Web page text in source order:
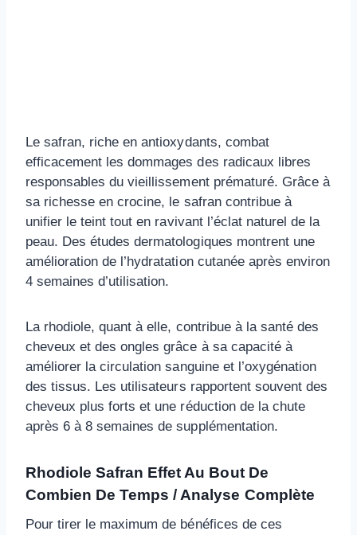
Le safran, riche en antioxydants, combat
efficacement les dommages des radicaux libres
responsables du vieillissement prématuré. Grâce à
sa richesse en crocine, le safran contribue à
unifier le teint tout en ravivant l’éclat naturel de la
peau. Des études dermatologiques montrent une
amélioration de l’hydratation cutanée après environ
4 semaines d’utilisation.
La rhodiole, quant à elle, contribue à la santé des
cheveux et des ongles grâce à sa capacité à
améliorer la circulation sanguine et l’oxygénation
des tissus. Les utilisateurs rapportent souvent des
cheveux plus forts et une réduction de la chute
après 6 à 8 semaines de supplémentation.
Rhodiole Safran Effet Au Bout De
Combien De Temps / Analyse Complète
Pour tirer le maximum de bénéfices de ces